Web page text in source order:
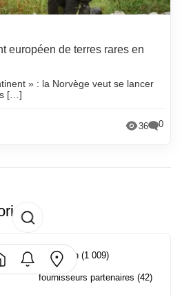
européen de terres rares en
» : la Norvège veut se lancer
[…]
36 0
Formation (1 009)
fournisseurs partenaires (42)